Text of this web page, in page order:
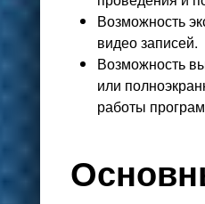
Возможность
видео записей.
Возможность
или
работы